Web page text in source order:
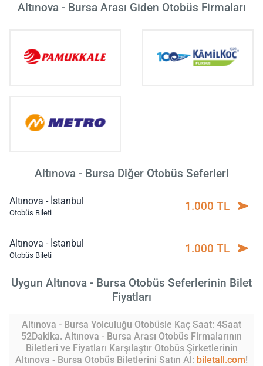
Altınova - Bursa Arası Giden Otobüs Firmaları
Altınova - Bursa Diğer Otobüs Seferleri
Altınova - İstanbul
Otobüs Bileti 1.000 TL
Altınova - İstanbul
Otobüs Bileti 1.000 TL
Uygun Altınova - Bursa Otobüs Seferlerinin Bilet
Fiyatları
Altınova - Bursa Yolculuğu Otobüsle Kaç Saat: 4Saat
52Dakika. Altınova - Bursa Arası Otobüs Firmalarının
Biletleri ve Fiyatları Karşılaştır Otobüs Şirketlerinin
Altınova - Bursa Otobüs Biletlerini Satın Al: biletall.com!